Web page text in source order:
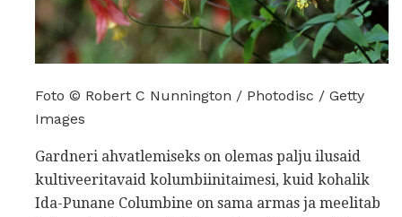
Foto © Robert C Nunnington / Photodisc / Getty
Images
Gardneri ahvatlemiseks on olemas palju ilusaid
kultiveeritavaid kolumbiinitaimesi, kuid kohalik
Ida-Punane Columbine on sama armas ja meelitab